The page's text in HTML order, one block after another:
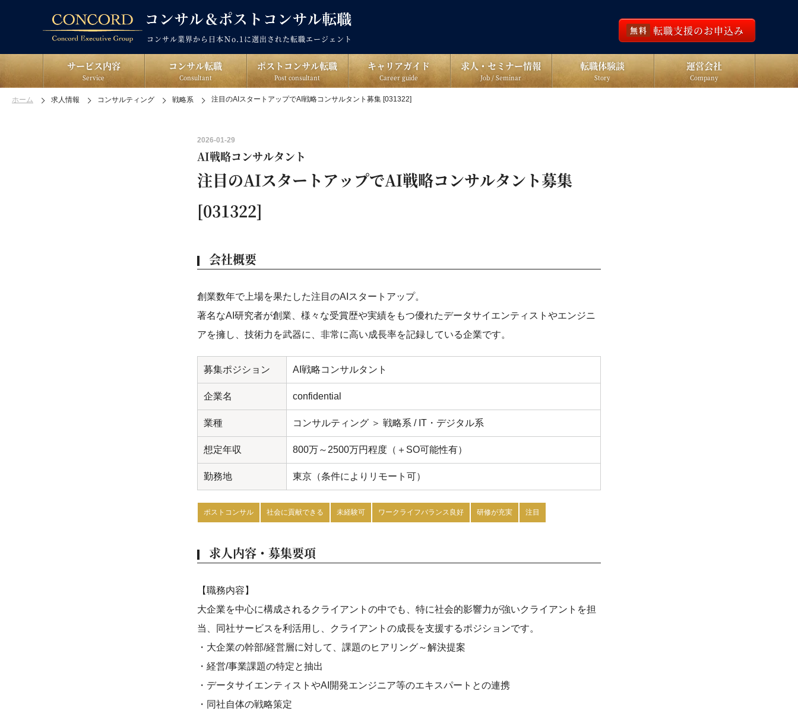
コンサル業界から日本Ｎo.1に選出された転職エージェント
無料 転職支援のお申込み
サービス内容
Service
コンサル転職
Consultant
ポストコンサル転職
Post consultant
キャリアガイド
Career guide
求人・セミナー情報
Job / Seminar
転職体験談
Story
運営会社
Company
ホーム 求人情報 コンサルティング 戦略系 注目のAIスタートアップでAI戦略コンサルタント募集 [031322]
2026-01-29
AI戦略コンサルタント
注目のAIスタートアップでAI戦略コンサルタント募集
[031322]
会社概要
創業数年で上場を果たした注目のAIスタートアップ。
著名なAI研究者が創業、様々な受賞歴や実績をもつ優れたデータサイエンティストやエンジニ
アを擁し、技術力を武器に、非常に高い成長率を記録している企業です。
募集ポジション AI戦略コンサルタント
企業名 confidential
業種 コンサルティング ＞ 戦略系 / IT・デジタル系
想定年収 800万～2500万円程度（＋SO可能性有）
勤務地 東京（条件によりリモート可）
ポストコンサル 社会に貢献できる 未経験可 ワークライフバランス良好 研修が充実 注目
求人内容・募集要項
【職務内容】
大企業を中心に構成されるクライアントの中でも、特に社会的影響力が強いクライアントを担
当、同社サービスを利活用し、クライアントの成長を支援するポジションです。
・大企業の幹部/経営層に対して、課題のヒアリング～解決提案
・経営/事業課題の特定と抽出
・データサイエンティストやAI開発エンジニア等のエキスパートとの連携
・同社自体の戦略策定